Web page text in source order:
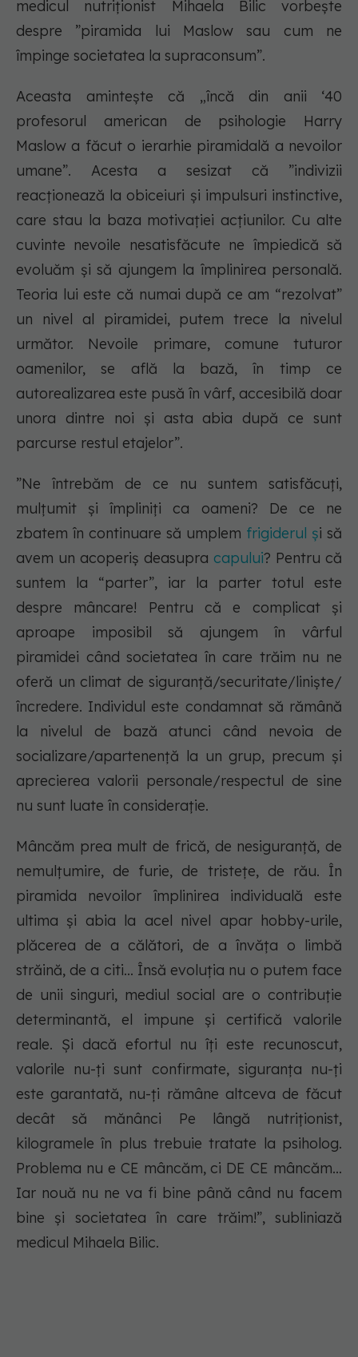
medicul nutriționist Mihaela Bilic vorbește
despre ”piramida lui Maslow sau cum ne
împinge societatea la supraconsum”.
Aceasta amintește că „încă din anii ‘40
profesorul american de psihologie Harry
Maslow a făcut o ierarhie piramidală a nevoilor
umane”. Acesta a sesizat că ”indivizii
reacționează la obiceiuri și impulsuri instinctive,
care stau la baza motivației acțiunilor. Cu alte
cuvinte nevoile nesatisfăcute ne împiedică să
evoluăm și să ajungem la împlinirea personală.
Teoria lui este că numai după ce am “rezolvat”
un nivel al piramidei, putem trece la nivelul
următor. Nevoile primare, comune tuturor
oamenilor, se află la bază, în timp ce
autorealizarea este pusă în vârf, accesibilă doar
unora dintre noi și asta abia după ce sunt
parcurse restul etajelor”.
”Ne întrebăm de ce nu suntem satisfăcuți,
mulțumit și împliniți ca oameni? De ce ne
zbatem în continuare să umplem frigiderul și să
avem un acoperiș deasupra capului? Pentru că
suntem la “parter”, iar la parter totul este
despre mâncare! Pentru că e complicat și
aproape imposibil să ajungem în vârful
piramidei când societatea în care trăim nu ne
oferă un climat de siguranță/securitate/liniște/
încredere. Individul este condamnat să rămână
la nivelul de bază atunci când nevoia de
socializare/apartenență la un grup, precum și
aprecierea valorii personale/respectul de sine
nu sunt luate în considerație.
Mâncăm prea mult de frică, de nesiguranță, de
nemulțumire, de furie, de tristețe, de rău. În
piramida nevoilor împlinirea individuală este
ultima și abia la acel nivel apar hobby-urile,
plăcerea de a călători, de a învăța o limbă
străină, de a citi… Însă evoluția nu o putem face
de unii singuri, mediul social are o contribuție
determinantă, el impune și certifică valorile
reale. Și dacă efortul nu îți este recunoscut,
valorile nu-ți sunt confirmate, siguranța nu-ți
este garantată, nu-ți rămâne altceva de făcut
decât să mănânci Pe lângă nutriționist,
kilogramele în plus trebuie tratate la psiholog.
Problema nu e CE mâncăm, ci DE CE mâncăm…
Iar nouă nu ne va fi bine până când nu facem
bine și societatea în care trăim!”, subliniază
medicul Mihaela Bilic.